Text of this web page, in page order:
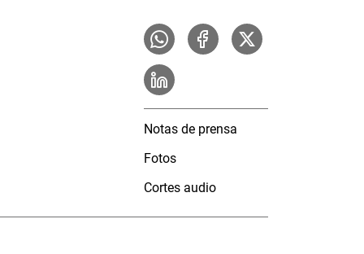
Notas de prensa
Fotos
Cortes audio